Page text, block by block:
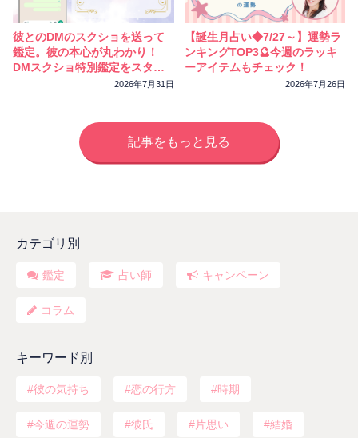
彼とのDMのスクショを送って
鑑定。彼の本心が丸わかり！
DMスクショ特別鑑定をスター
2026年7月31日
【誕生月占い◆7/27～】運勢ラ
ンキングTOP3🔮今週のラッキ
ーアイテムもチェック！
2026年7月26日
記事をもっと見る
カテゴリ別
鑑定 占い師 キャンペーン
コラム
キーワード別
彼の気持ち 恋の行方 時期
今週の運勢 彼氏 片思い 結婚